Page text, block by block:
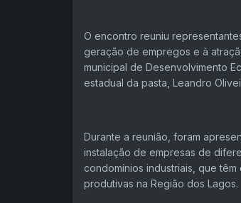
O encontro reuniu
geração de empregos e à
municipal de Desenvolvimento
estadual da pasta, Leandro
Durante a reunião, foram
instalação de empresas de
condomínios industriais, que
produtivas na Região dos Lagos.